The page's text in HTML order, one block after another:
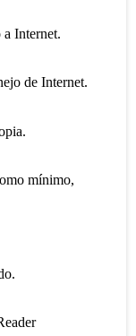
Internet.
de Internet.
mínimo,